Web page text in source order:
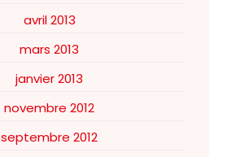
avril 2013
mars 2013
janvier 2013
novembre 2012
septembre 2012